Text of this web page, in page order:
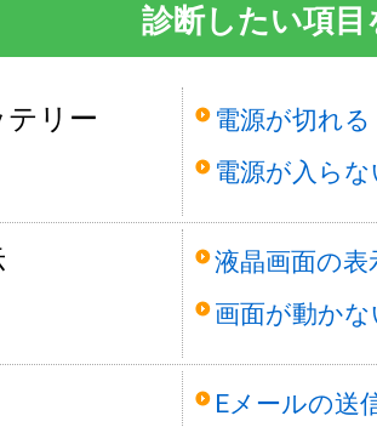
診断したい項
テリー
電源が切れる
電源が入らな
液晶画面の
画面が動か
Eメールの送